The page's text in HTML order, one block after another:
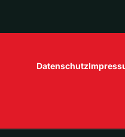
Datenschutz